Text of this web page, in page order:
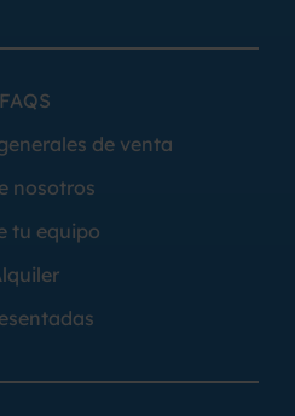
FAQS
de venta
nosotros
tu equipo